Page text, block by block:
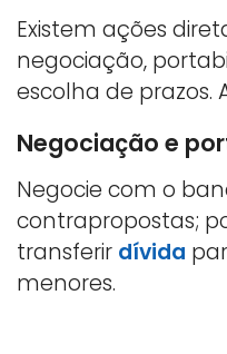
Existem ações
negociação,
escolha de prazos.
Negociação e
Negocie com o
contrapropostas;
transferir dívida
menores.